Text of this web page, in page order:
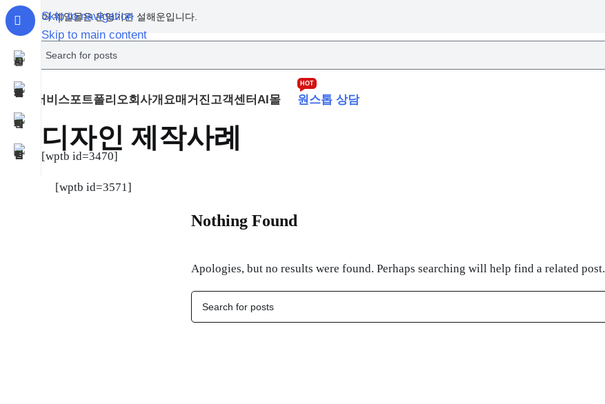
Skip to navigation
Skip to main content
이 웨일몰은 운영기관 설해운입니다.
서비스포트폴리오회사개요매거진고객센터 AI몰 원스톱 상담
HOT
디자인 제작사례
[wptb id=3470]
[wptb id=3571]
Nothing Found
Apologies, but no results were found. Perhaps searching will help find a related post.